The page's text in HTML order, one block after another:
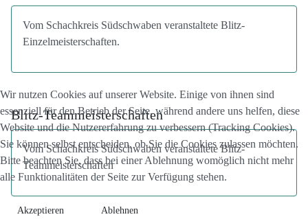
Vom Schachkreis Südschwaben veranstaltete Blitz-
Einzelmeisterschaften.
Blitz-Teammeisterschaften
Vom Schachkreis Südschwaben veranstaltete Blitz-
Teammeisterschaften
Wir nutzen Cookies auf unserer Website. Einige von ihnen sind
essenziell für den Betrieb der Seite, während andere uns helfen, diese
Website und die Nutzererfahrung zu verbessern (Tracking Cookies).
Sie können selbst entscheiden, ob Sie die Cookies zulassen möchten.
Bitte beachten Sie, dass bei einer Ablehnung womöglich nicht mehr
alle Funktionalitäten der Seite zur Verfügung stehen.
Akzeptieren Ablehnen